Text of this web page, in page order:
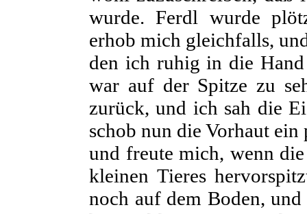
wurde. Ferdl wurde
erhob mich gleichfalls,
den ich ruhig in die
war auf der Spitze zu
zurück, und ich sah die
schob nun die Vorhaut
und freute mich, wenn
kleinen Tieres
noch auf dem Boden,